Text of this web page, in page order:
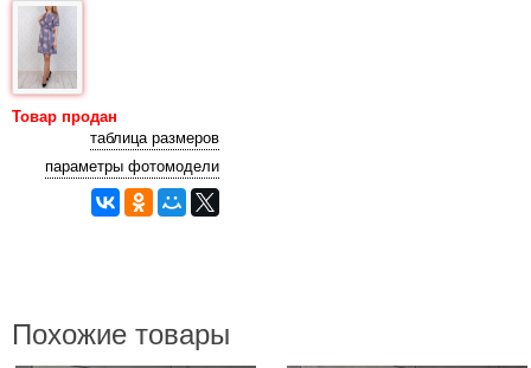
Товар продан
таблица размеров
параметры фотомодели
Похожие товары